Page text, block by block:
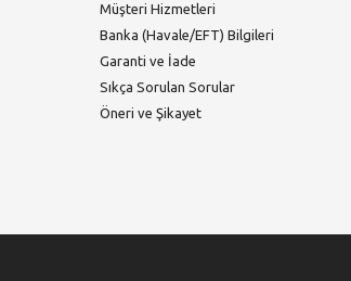
Müşteri Hizmetleri
Banka (Havale/EFT) Bilgileri
Garanti ve İade
Sıkça Sorulan Sorular
Öneri ve Şikayet